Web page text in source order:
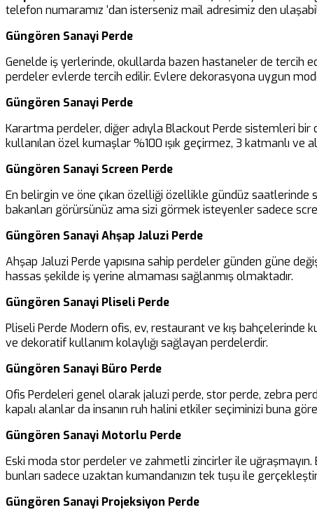
telefon numaramız ‘dan isterseniz mail adresimiz den
Güngören Sanayi Perde
Genelde iş yerlerinde, okullarda bazen hastaneler de tercih
perdeler evlerde tercih edilir. Evlere dekorasyona uygun
Güngören Sanayi Perde
Karartma perdeler, diğer adıyla Blackout Perde sistemleri bir
kullanılan özel kumaşlar %100 ışık geçirmez, 3 katmanlı ve
Güngören Sanayi Screen Perde
En belirgin ve öne çıkan özelliği özellikle gündüz saatlerinde
bakanları görürsünüz ama sizi görmek isteyenler sadece
Güngören Sanayi Ahşap Jaluzi Perde
Ahşap Jaluzi Perde yapısına sahip perdeler günden güne
hassas şekilde iş yerine almaması sağlanmış olmaktadır.
Güngören Sanayi Pliseli Perde
Pliseli Perde Modern ofis, ev, restaurant ve kış bahçelerinde
ve dekoratif kullanım kolaylığı sağlayan perdelerdir.
Güngören Sanayi Büro Perde
Ofis Perdeleri genel olarak jaluzi perde, stor perde, zebra
kapalı alanlar da insanın ruh halini etkiler seçiminizi buna
Güngören Sanayi Motorlu Perde
Eski moda stor perdeler ve zahmetli zincirler ile uğraşmayın.
bunları sadece uzaktan kumandanızın tek tuşu ile
Güngören Sanayi Projeksiyon Perde